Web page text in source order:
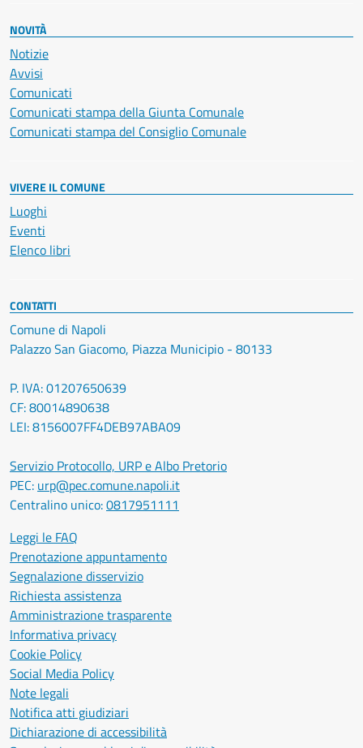
NOVITÀ
Notizie
Avvisi
Comunicati
Comunicati stampa della Giunta Comunale
Comunicati stampa del Consiglio Comunale
VIVERE IL COMUNE
Luoghi
Eventi
Elenco libri
CONTATTI
Comune di Napoli
Palazzo San Giacomo, Piazza Municipio - 80133
P. IVA: 01207650639
CF: 80014890638
LEI: 8156007FF4DEB97ABA09
Servizio Protocollo, URP e Albo Pretorio
PEC: urp@pec.comune.napoli.it
Centralino unico:0817951111
Leggi le FAQ
Prenotazione appuntamento
Segnalazione disservizio
Richiesta assistenza
Amministrazione trasparente
Informativa privacy
Cookie Policy
Social Media Policy
Note legali
Notifica atti giudiziari
Dichiarazione di accessibilità